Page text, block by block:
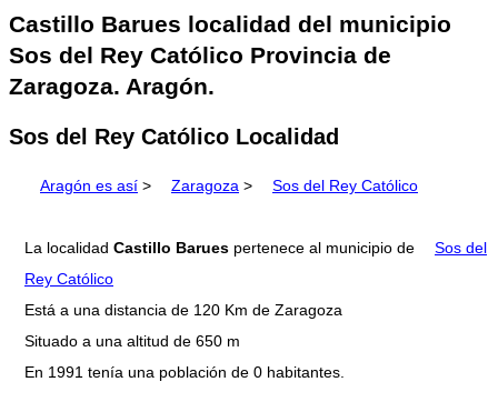
Castillo Barues localidad del municipio
Sos del Rey Católico Provincia de
Zaragoza. Aragón.
Sos del Rey Católico Localidad
Aragón es así > Zaragoza > Sos del Rey Católico
La localidad Castillo Barues pertenece al municipio de
Sos del
Rey Católico
Está a una distancia de 120 Km de Zaragoza
Situado a una altitud de 650 m
En 1991 tenía una población de 0 habitantes.